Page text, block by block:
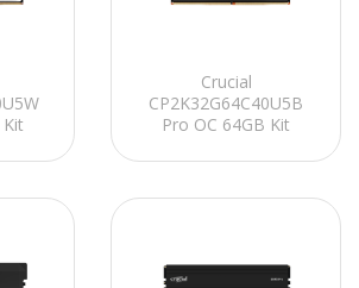
Crucial
CP2K32G64C40U5B
Pro OC 64GB Kit
UDIMM CL40 (16Gbit)